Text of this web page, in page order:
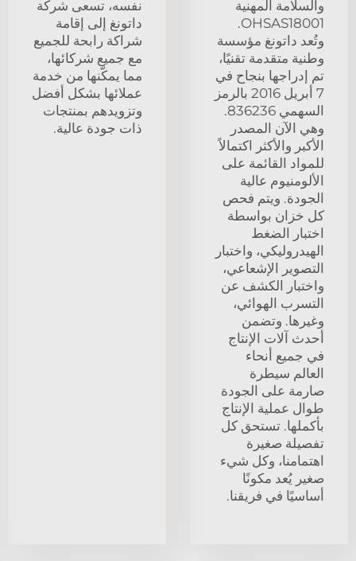
والسلامة المهنية
OHSAS18001.
وتُعد داتونغ مؤسسة
وطنية متقدمة تقنيًا،
تم إدراجها بنجاح في
7 أبريل 2016 بالرمز
السهمي 836236.
وهي الآن المصدر
الأكبر والأكثر اكتمالاً
للمواد القائمة على
الألومنيوم عالية
الجودة. ويتم فحص
كل خزان بواسطة
اختبار الضغط
الهيدروليكي، واختبار
التصوير الإشعاعي،
واختبار الكشف عن
التسرب الهوائي،
وغيرها. وتضمن
أحدث آلات الإنتاج
في جميع أنحاء
العالم سيطرة
صارمة على الجودة
طوال عملية الإنتاج
بأكملها. تستحق كل
تفصيلة صغيرة
اهتمامنا، وكل شيء
صغير يُعد مكونًا
أساسيًا في فريقنا.
نفسه، تسعى شركة
داتونغ إلى إقامة
شراكة رابحة للجميع
مع جميع شركائها،
مما يمكّنها من خدمة
عملائها بشكل أفضل
وتزويدهم بمنتجات
ذات جودة عالية.